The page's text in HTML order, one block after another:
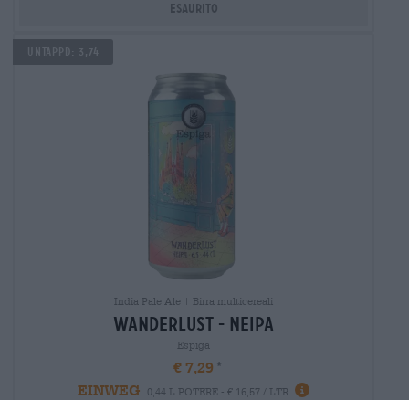
Esaurito
UNTAPPD: 3,74
India Pale Ale | Birra multicereali
wanderlust - neipa
Espiga
€ 7,29
EINWEG
0,44 L POTERE - € 16,57 / LTR